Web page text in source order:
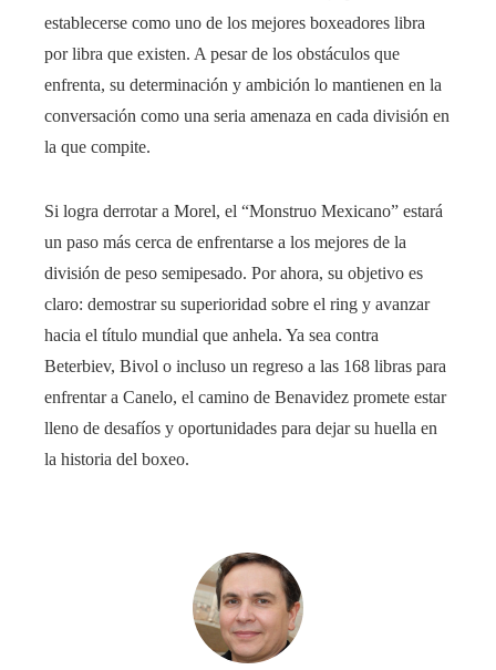
establecerse como uno de los mejores boxeadores libra
por libra que existen. A pesar de los obstáculos que
enfrenta, su determinación y ambición lo mantienen en la
conversación como una seria amenaza en cada división en
la que compite.
Si logra derrotar a Morel, el “Monstruo Mexicano” estará
un paso más cerca de enfrentarse a los mejores de la
división de peso semipesado. Por ahora, su objetivo es
claro: demostrar su superioridad sobre el ring y avanzar
hacia el título mundial que anhela. Ya sea contra
Beterbiev, Bivol o incluso un regreso a las 168 libras para
enfrentar a Canelo, el camino de Benavidez promete estar
lleno de desafíos y oportunidades para dejar su huella en
la historia del boxeo.